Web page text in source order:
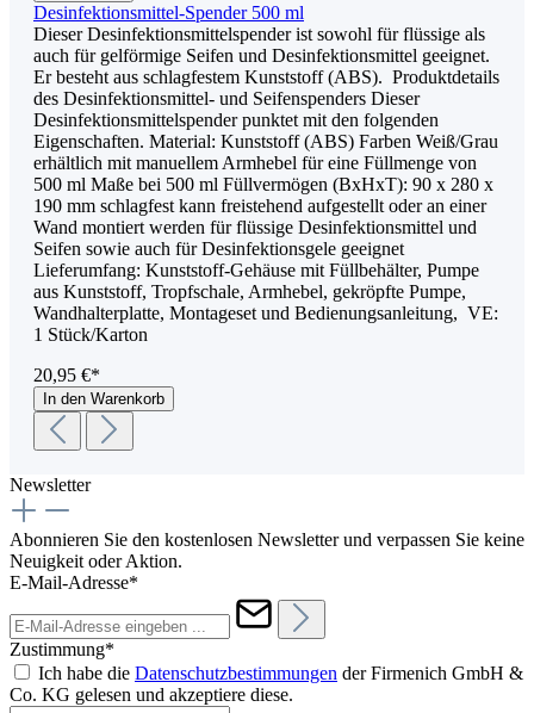
Desinfektionsmittel-Spender 500 ml
Dieser Desinfektionsmittelspender ist sowohl für flüssige als
auch für gelförmige Seifen und Desinfektionsmittel geeignet.
Er besteht aus schlagfestem Kunststoff (ABS). Produktdetails
des Desinfektionsmittel- und Seifenspenders Dieser
Desinfektionsmittelspender punktet mit den folgenden
Eigenschaften. Material: Kunststoff (ABS) Farben Weiß/Grau
erhältlich mit manuellem Armhebel für eine Füllmenge von
500 ml Maße bei 500 ml Füllvermögen (BxHxT): 90 x 280 x
190 mm schlagfest kann freistehend aufgestellt oder an einer
Wand montiert werden für flüssige Desinfektionsmittel und
Seifen sowie auch für Desinfektionsgele geeignet
Lieferumfang: Kunststoff-Gehäuse mit Füllbehälter, Pumpe
aus Kunststoff, Tropfschale, Armhebel, gekröpfte Pumpe,
Wandhalterplatte, Montageset und Bedienungsanleitung, VE:
1 Stück/Karton
20,95 €*
In den Warenkorb
Newsletter
Abonnieren Sie den kostenlosen Newsletter und verpassen Sie keine
Neuigkeit oder Aktion.
E-Mail-Adresse*
Zustimmung*
Ich habe die Datenschutzbestimmungen der Firmenich GmbH &
Co. KG gelesen und akzeptiere diese.